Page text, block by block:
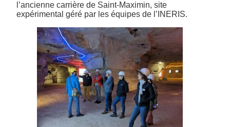
l’ancienne carrière de Saint-Maximin, site
expérimental géré par les équipes de l’INERIS.